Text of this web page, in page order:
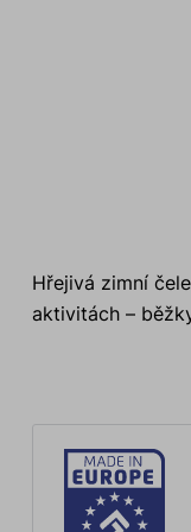
Hřejivá zimní
aktivitách –